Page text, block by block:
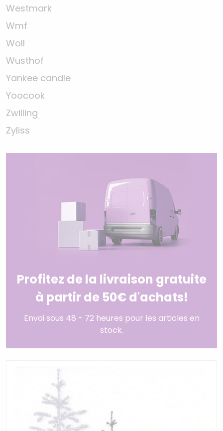
Westmark
Wmf
Woll
Wusthof
Yankee candle
Yoocook
Zwilling
Zyliss
Profitez de la livraison gratuite
à partir de 50€ d'achats!
Envoi sous 48 - 72 heures pour les articles en
stock.